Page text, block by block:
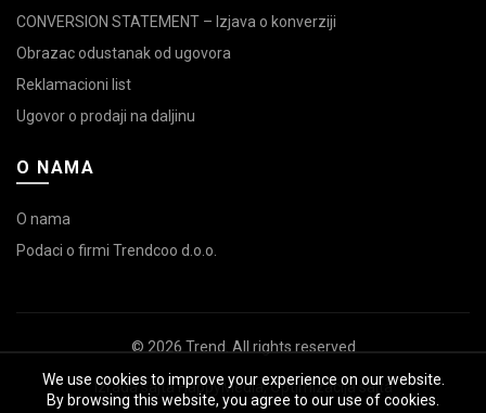
CONVERSION STATEMENT – Izjava o konverziji
Obrazac odustanak od ugovora
Reklamacioni list
Ugovor o prodaji na daljinu
O NAMA
O nama
Podaci o firmi Trendcoo d.o.o.
© 2026 Trend . All rights reserved
Izrada sajtaHappyMedia,Optimizacija sajta
We use cookies to improve your experience on our website.
By browsing this website, you agree to our use of cookies.